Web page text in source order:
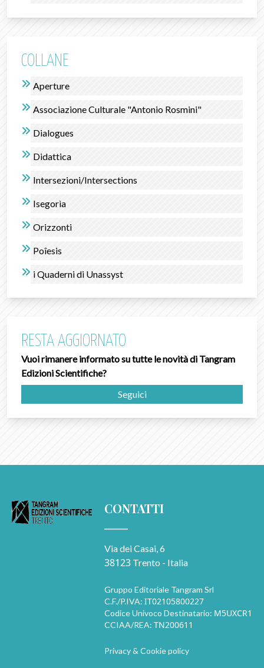
COLLANE
Aperture
Associazione Culturale "Antonio Rosmini"
Dialogues
Didattica
Intersezioni/Intersections
Isegorìa
Orizzonti
Poîesis
i Quaderni di Unassyst
RESTA AGGIORNATO
Vuoi rimanere informato su tutte le novità di Tangram
Edizioni Scientifiche?
Seguici
CONTATTI
Via dei Casai, 6
38123 Trento - Italia
Gruppo Editoriale Tangram Srl
C.F./P.IVA: IT02105800227
Codice Univoco Destinatario: M5UXCR1
CCIAA/REA: TN200611
Privacy & Cookie policy